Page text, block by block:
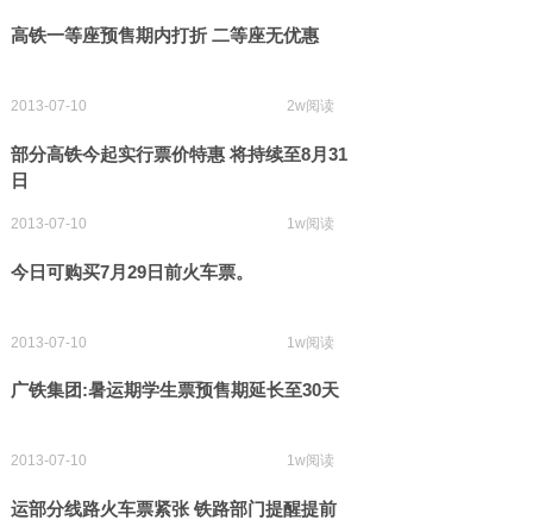
高铁一等座预售期内打折 二等座无优惠
2013-07-10 2w阅读
部分高铁今起实行票价特惠 将持续至8月31
日
2013-07-10 1w阅读
今日可购买7月29日前火车票。
2013-07-10 1w阅读
广铁集团:暑运期学生票预售期延长至30天
2013-07-10 1w阅读
运部分线路火车票紧张 铁路部门提醒提前